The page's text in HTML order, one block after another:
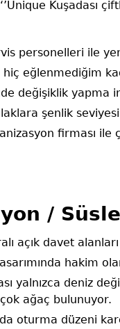
Kuşadası
personelleri ile
hiç eğlenmediğim
değişiklik yapma
şenlik
firması ile
/
açık davet
hakim
yalnızca deniz
ağaç bulunuyor.
oturma düzeni